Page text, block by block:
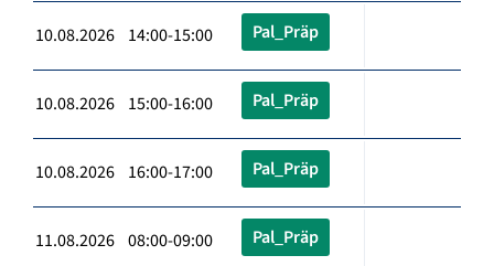
10.08.2026 14:00-15:00 Pal_Präp
10.08.2026 15:00-16:00 Pal_Präp
10.08.2026 16:00-17:00 Pal_Präp
11.08.2026 08:00-09:00 Pal_Präp